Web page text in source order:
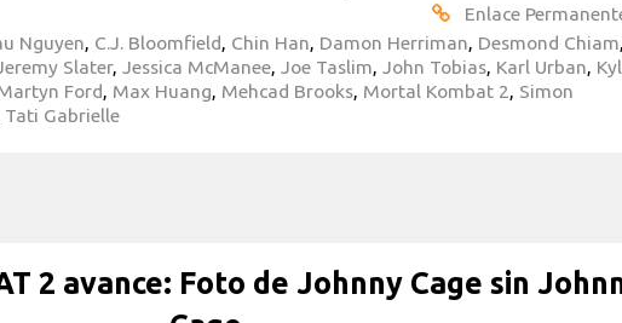
Enlace
Nguyen, C.J. Bloomfield, Chin Han, Damon Herriman, Desmond Chiam,
Slater, Jessica McManee, Joe Taslim, John Tobias, Karl Urban,
Ford, Max Huang, Mehcad Brooks, Mortal Kombat 2, Simon
Tati Gabrielle
2 avance: Foto de Johnny Cage sin